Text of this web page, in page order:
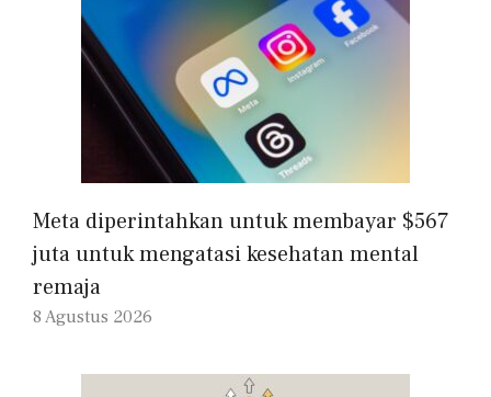
Meta diperintahkan untuk membayar $567
juta untuk mengatasi kesehatan mental
remaja
8 Agustus 2026